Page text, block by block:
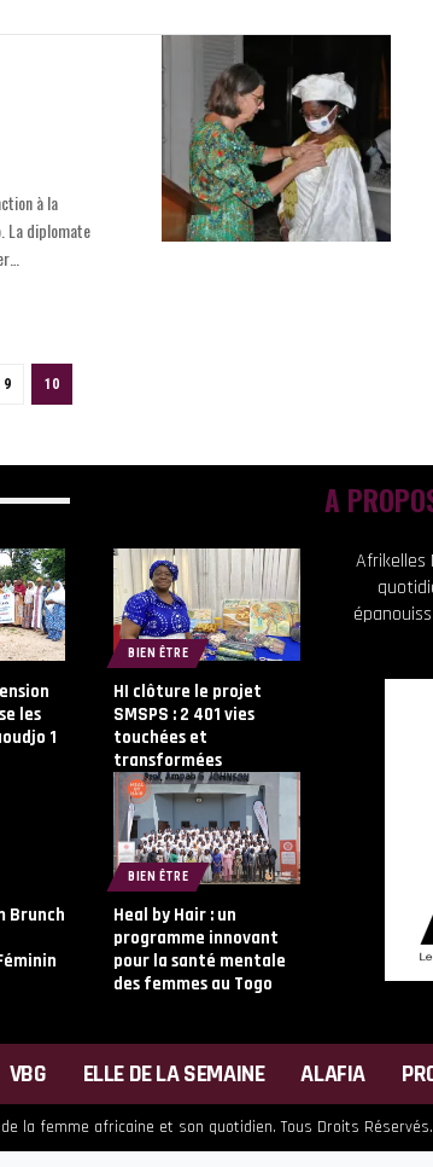
…
9 10
les
1
BIEN ÊTRE
HI clôture le projet
SMSPS : 2 401 vies
touchées et
transformées
Brunch
BIEN ÊTRE
Heal by Hair : un
programme innovant
pour la santé mentale
des femmes au Togo
A
Afrikelles
VBG ELLE DE LA SEMAINE ALAFIA
la femme africaine et son quotidien. Tous Droits Réservés.